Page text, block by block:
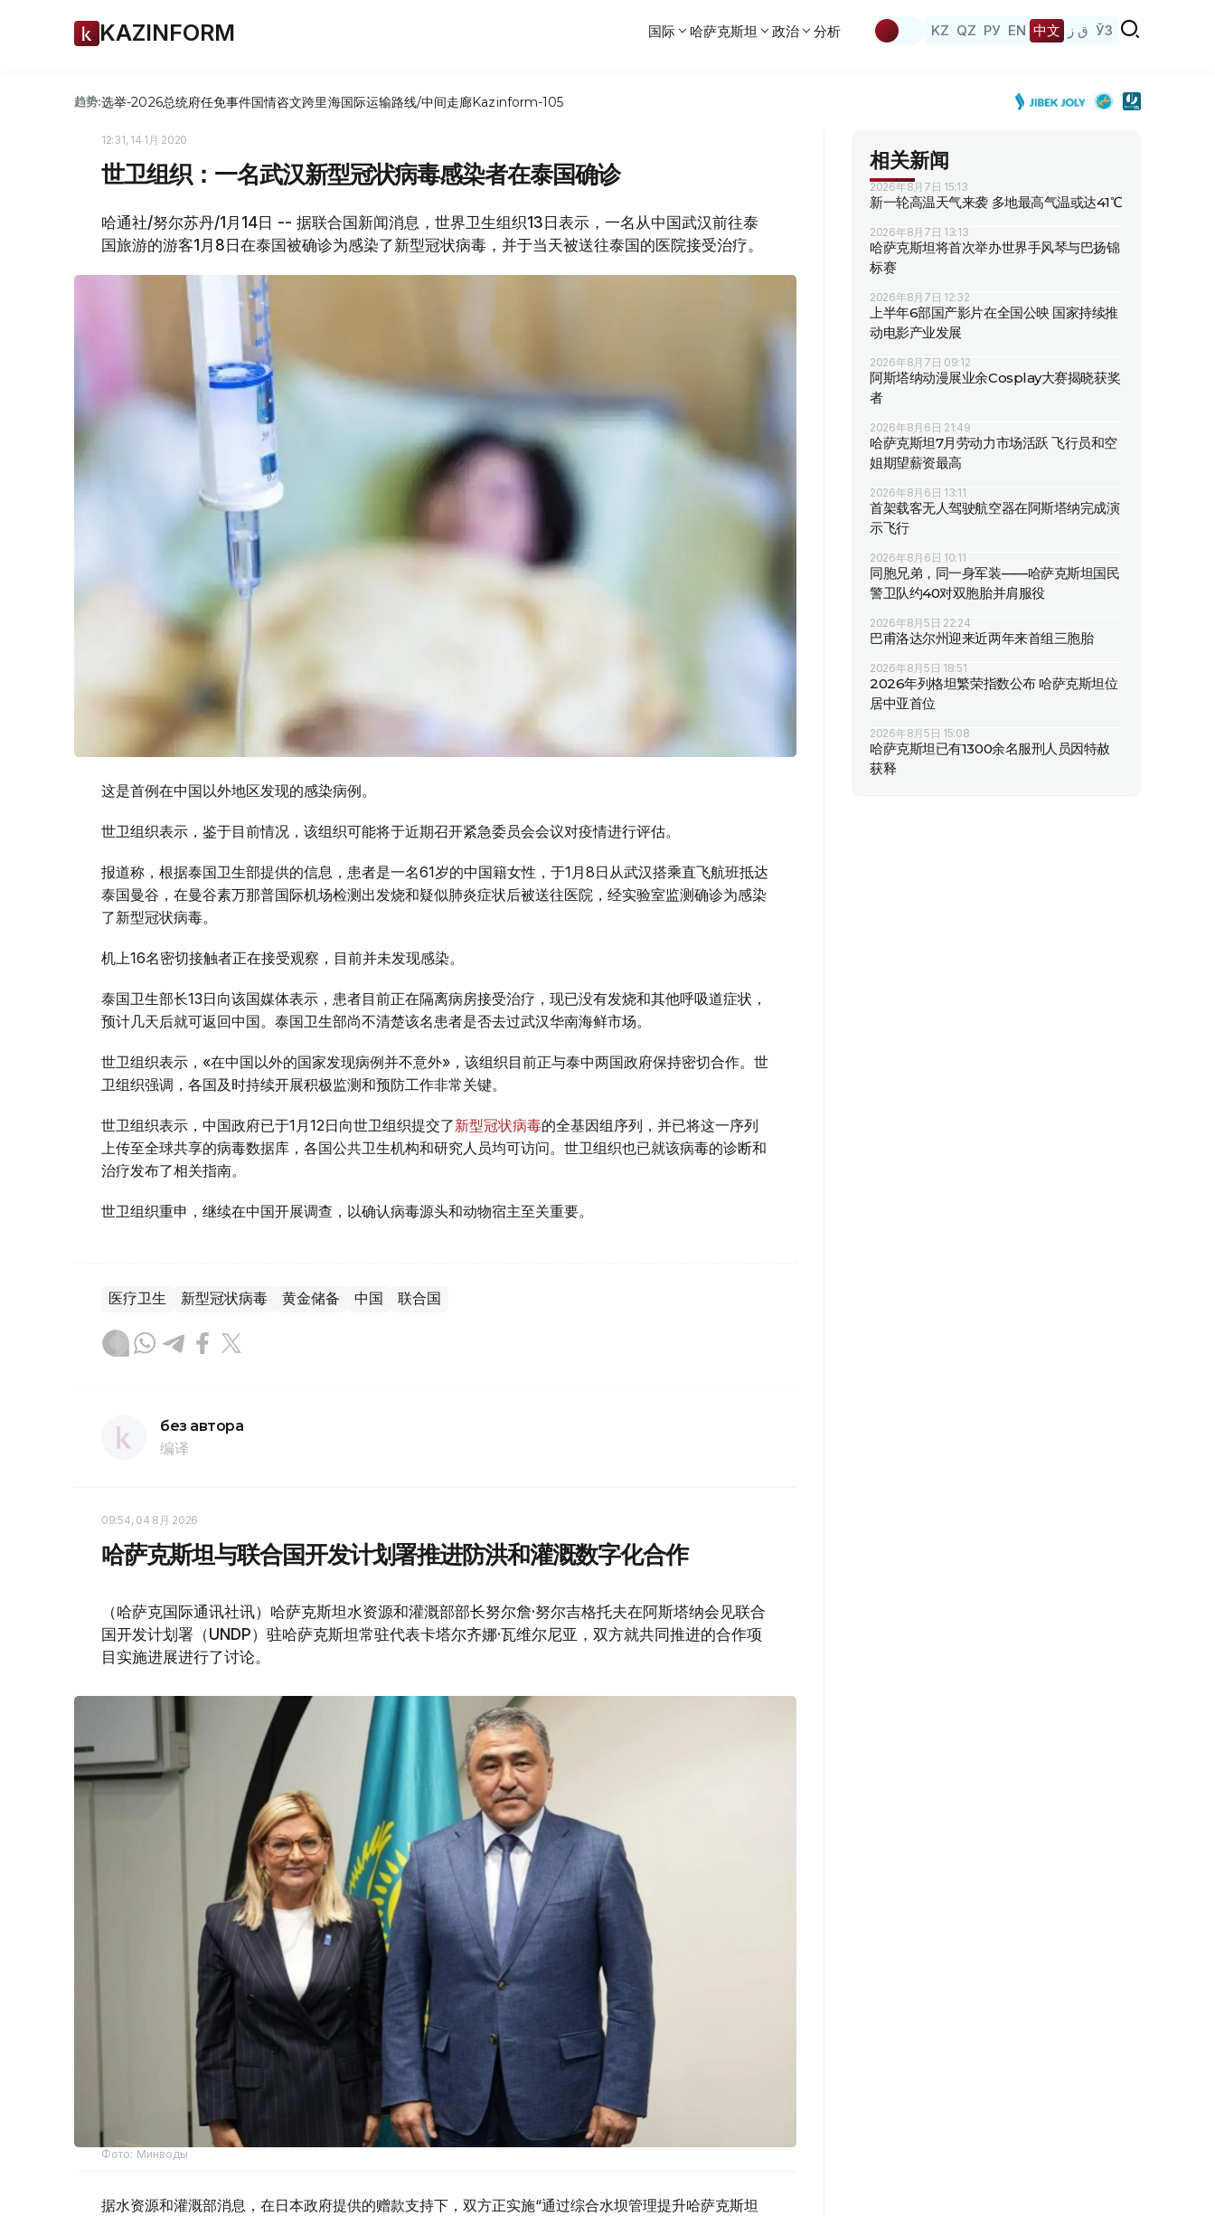
KAZINFORM 国际 哈萨克斯坦 政治 分析 KZ QZ РУ EN 中文 ق ز ЎЗ
趋势:选举-2026总统府任免事件国情咨文跨里海国际运输路线/中间走廊Kazinform-105
12:31, 14 1月 2020
世卫组织：一名武汉新型冠状病毒感染者在泰国确诊
哈通社/努尔苏丹/1月14日 -- 据联合国新闻消息，世界卫生组织13日表示，一名从中国武汉前往泰
国旅游的游客1月8日在泰国被确诊为感染了新型冠状病毒，并于当天被送往泰国的医院接受治疗。
这是首例在中国以外地区发现的感染病例。
世卫组织表示，鉴于目前情况，该组织可能将于近期召开紧急委员会会议对疫情进行评估。
报道称，根据泰国卫生部提供的信息，患者是一名61岁的中国籍女性，于1月8日从武汉搭乘直飞航班抵达
泰国曼谷，在曼谷素万那普国际机场检测出发烧和疑似肺炎症状后被送往医院，经实验室监测确诊为感染
了新型冠状病毒。
机上16名密切接触者正在接受观察，目前并未发现感染。
泰国卫生部长13日向该国媒体表示，患者目前正在隔离病房接受治疗，现已没有发烧和其他呼吸道症状，
预计几天后就可返回中国。泰国卫生部尚不清楚该名患者是否去过武汉华南海鲜市场。
世卫组织表示，«在中国以外的国家发现病例并不意外»，该组织目前正与泰中两国政府保持密切合作。世
卫组织强调，各国及时持续开展积极监测和预防工作非常关键。
世卫组织表示，中国政府已于1月12日向世卫组织提交了新型冠状病毒的全基因组序列，并已将这一序列
上传至全球共享的病毒数据库，各国公共卫生机构和研究人员均可访问。世卫组织也已就该病毒的诊断和
治疗发布了相关指南。
世卫组织重申，继续在中国开展调查，以确认病毒源头和动物宿主至关重要。
医疗卫生 新型冠状病毒 黄金储备 中国 联合国
без автора
编译
09:54, 04 8月 2026
哈萨克斯坦与联合国开发计划署推进防洪和灌溉数字化合作
（哈萨克国际通讯社讯）哈萨克斯坦水资源和灌溉部部长努尔詹·努尔吉格托夫在阿斯塔纳会见联合
国开发计划署（UNDP）驻哈萨克斯坦常驻代表卡塔尔齐娜·瓦维尔尼亚，双方就共同推进的合作项
目实施进展进行了讨论。
Фото: Минводы
据水资源和灌溉部消息，在日本政府提供的赠款支持下，双方正实施“通过综合水坝管理提升哈萨克斯坦
相关新闻
2026年8月7日 15:13
新一轮高温天气来袭 多地最高气温或达41℃
2026年8月7日 13:13
哈萨克斯坦将首次举办世界手风琴与巴扬锦
标赛
2026年8月7日 12:32
上半年6部国产影片在全国公映 国家持续推
动电影产业发展
2026年8月7日 09:12
阿斯塔纳动漫展业余Cosplay大赛揭晓获奖
者
2026年8月6日 21:49
哈萨克斯坦7月劳动力市场活跃 飞行员和空
姐期望薪资最高
2026年8月6日 13:11
首架载客无人驾驶航空器在阿斯塔纳完成演
示飞行
2026年8月6日 10:11
同胞兄弟，同一身军装——哈萨克斯坦国民
警卫队约40对双胞胎并肩服役
2026年8月5日 22:24
巴甫洛达尔州迎来近两年来首组三胞胎
2026年8月5日 18:51
2026年列格坦繁荣指数公布 哈萨克斯坦位
居中亚首位
2026年8月5日 15:08
哈萨克斯坦已有1300余名服刑人员因特赦
获释